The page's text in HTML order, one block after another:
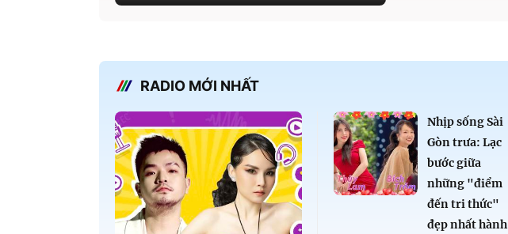
RADIO MỚI NHẤT
Nhịp sống Sài
Gòn trưa: Lạc
bước giữa
những "điểm
đến tri thức"
đẹp nhất hành